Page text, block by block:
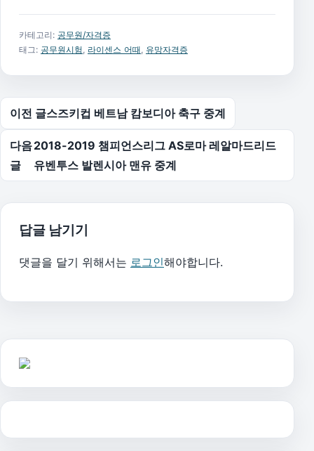
카테고리: 공무원/자격증
태그: 공무원시험, 라이센스 어때, 유망자격증
글 탐색
이전 글스즈키컵 베트남 캄보디아 축구 중계
다음
글
2018-2019 챔피언스리그 AS로마 레알마드리드
유벤투스 발렌시아 맨유 중계
답글 남기기
댓글을 달기 위해서는 로그인해야합니다.